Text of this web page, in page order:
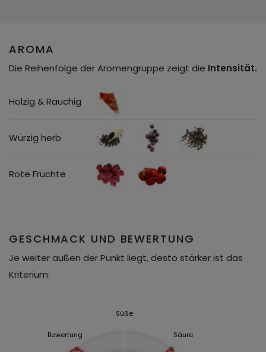
AROMA
Die Reihenfolge der Aromengruppe zeigt die Intensität.
Holzig & Rauchig
Würzig herb
Rote Früchte
GESCHMACK UND BEWERTUNG
Je weiter außen der Punkt liegt, desto stärker ist das
Kriterium.
Süße
Säure
Bewertung